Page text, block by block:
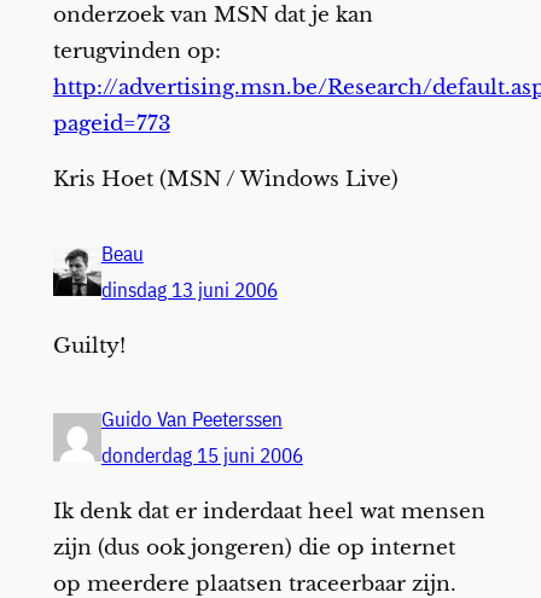
onderzoek van MSN dat je kan
terugvinden op:
http://advertising.msn.be/Research/
pageid=773
Kris Hoet (MSN / Windows Live)
Beau
dinsdag 13 juni 2006
Guilty!
Guido Van Peeterssen
donderdag 15 juni 2006
Ik denk dat er inderdaat heel wat mensen
zijn (dus ook jongeren) die op internet
op meerdere plaatsen traceerbaar zijn.